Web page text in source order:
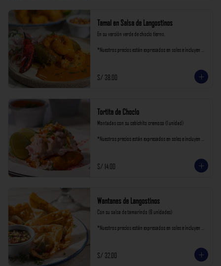
Tamal en Salsa de Langostinos
En su versión verde de choclo tierno.
*Nuestros precios están expresados en soles e incluyen
S/ 38.00
Tortita de Choclo
Montadas con su cebichito cremoso (1 unidad)
*Nuestros precios están expresados en soles e incluyen
S/ 14.00
Wantanes de Langostinos
Con su salsa de tamarindo (6 unidades)
*Nuestros precios están expresados en soles e incluyen
S/ 32.00